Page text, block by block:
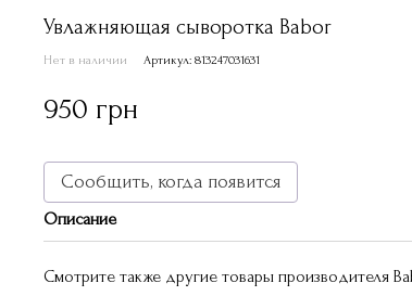
Увлажняющая сыворотка Babor
Нет в наличии Артикул: 813247031631
950 грн
Сообщить, когда появится
Описание
Смотрите также другие товары производителя